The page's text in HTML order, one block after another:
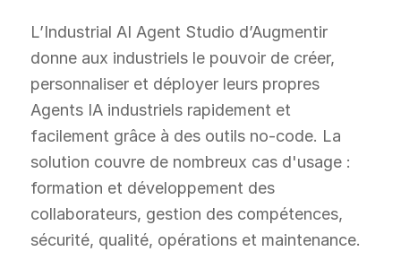
L’Industrial AI Agent Studio d’Augmentir
donne aux industriels le pouvoir de créer,
personnaliser et déployer leurs propres
Agents IA industriels rapidement et
facilement grâce à des outils no-code. La
solution couvre de nombreux cas d'usage :
formation et développement des
collaborateurs, gestion des compétences,
sécurité, qualité, opérations et maintenance.